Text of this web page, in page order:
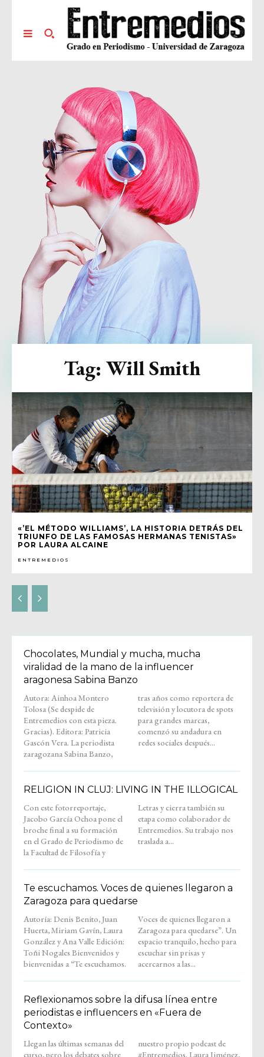
«’EL MÉTODO WILLIAMS’, LA HISTORIA DETRÁS DEL
TRIUNFO DE LAS FAMOSAS HERMANAS TENISTAS»
POR LAURA ALCAINE
ENTREMEDIOS
Tag: Will Smith
Chocolates, Mundial y mucha, mucha
viralidad de la mano de la influencer
aragonesa Sabina Banzo
Autora: Ainhoa Montero
Tolosa (Se despide de
Entremedios con esta pieza.
Gracias). Editora: Patricia
Gascón Vera. La periodista
zaragozana Sabina Banzo,
tras años como reportera de
televisión y locutora de spots
para grandes marcas,
comenzó su andadura en
redes sociales después...
RELIGION IN CLUJ: LIVING IN THE ILLOGICAL
Con este fotorreportaje,
Jacobo García Ochoa pone el
broche final a su formación
en el Grado de Periodismo de
la Facultad de Filosofía y
Letras y cierra también su
etapa como colaborador de
Entremedios. Su trabajo nos
traslada a...
Te escuchamos. Voces de quienes llegaron a
Zaragoza para quedarse
Autoría: Denis Benito, Juan
Huerta, Miriam Gavín, Laura
González y Ana Valle Edición:
Toñi Nogales Bienvenidos y
bienvenidas a “Te escuchamos.
Voces de quienes llegaron a
Zaragoza para quedarse”. Un
espacio tranquilo, hecho para
escuchar sin prisas y
acercarnos a las...
Reflexionamos sobre la difusa línea entre
periodistas e influencers en «Fuera de
Contexto»
Llegan las últimas semanas del
curso, pero los debates sobre
nuestro propio podcast de
#Entremedios. Laura Jiménez,